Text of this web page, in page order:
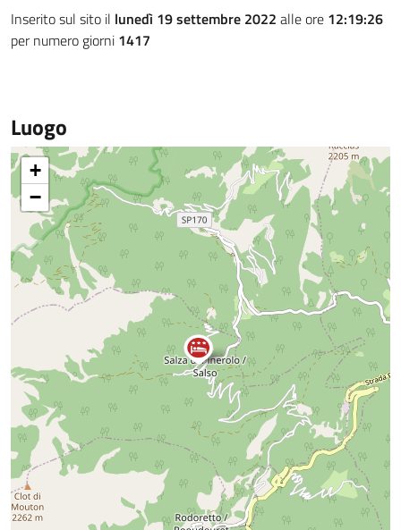
Inserito sul sito il lunedì 19 settembre 2022 alle ore 12:19:26
per numero giorni 1417
Luogo
+
−